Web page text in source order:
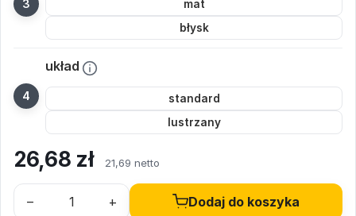
mat
błysk
układ
standard
lustrzany
26,68 zł 21,69 netto
– + Dodaj do koszyka